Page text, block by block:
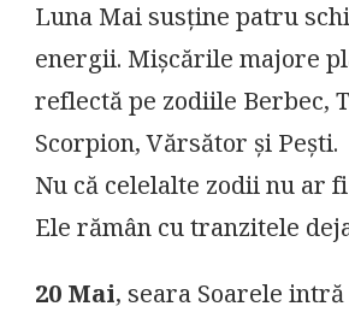
Luna Mai susține patru
energii. Mișcările majore
reflectă pe zodiile Berbec,
Scorpion, Vărsător și Pești.
Nu că celelalte zodii nu ar
Ele rămân cu tranzitele
20 Mai, seara Soarele